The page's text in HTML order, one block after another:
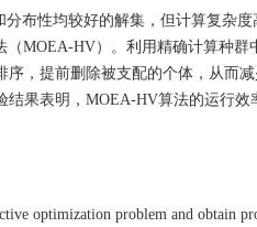
布性均较好的解集，但计算复杂
MOEA-HV）。利用精确计算种群
，提前删除被支配的个体，从而
果表明，MOEA-HV算法的运行效
optimization problem and obtain